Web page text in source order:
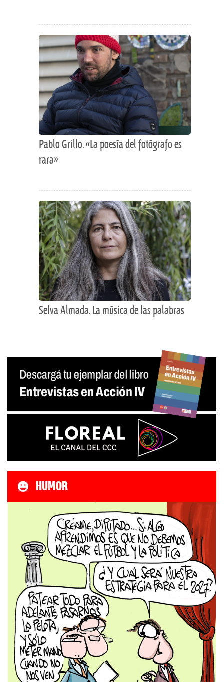
Pablo Grillo. «La poesía del fotógrafo es
rara»
Selva Almada. La música de las palabras
HUMOR